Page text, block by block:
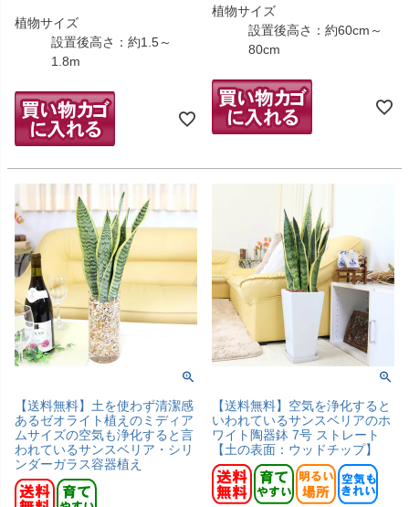
植物サイズ
設置後高さ：約1.5～
1.8m
植物サイズ
設置後高さ：約60cm～
80cm
【送料無料】土を使わず清潔感
あるゼオライト植えのミディア
ムサイズの空気も浄化すると言
われているサンスベリア・シリ
ンダーガラス容器植え
【送料無料】空気を浄化すると
いわれているサンスベリアのホ
ワイト陶器鉢 7号 ストレート
【土の表面：ウッドチップ】